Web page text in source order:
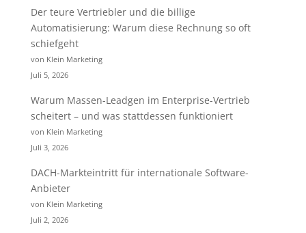
Der teure Vertriebler und die billige
Automatisierung: Warum diese Rechnung so oft
schiefgeht
von Klein Marketing
Juli 5, 2026
Warum Massen-Leadgen im Enterprise-Vertrieb
scheitert – und was stattdessen funktioniert
von Klein Marketing
Juli 3, 2026
DACH-Markteintritt für internationale Software-
Anbieter
von Klein Marketing
Juli 2, 2026